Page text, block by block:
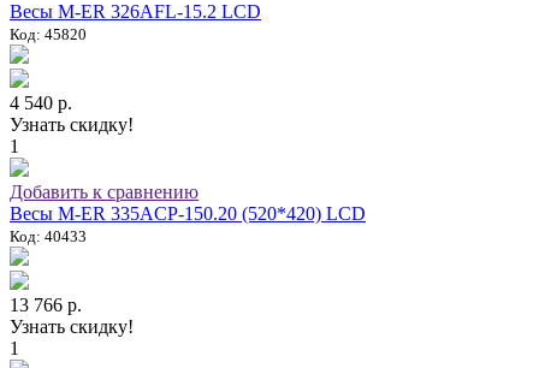
Весы M-ER 326AFL-15.2 LCD
Код: 45820
4 540 р.
Узнать скидку!
1
Добавить к сравнению
Весы M-ER 335ACP-150.20 (520*420) LCD
Код: 40433
13 766 р.
Узнать скидку!
1